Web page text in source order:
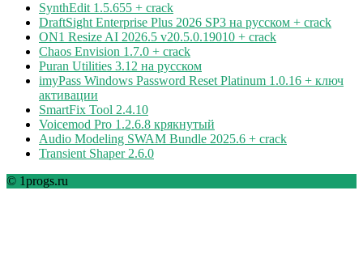
SynthEdit 1.5.655 + crack
DraftSight Enterprise Plus 2026 SP3 на русском + crack
ON1 Resize AI 2026.5 v20.5.0.19010 + crack
Chaos Envision 1.7.0 + crack
Puran Utilities 3.12 на русском
imyPass Windows Password Reset Platinum 1.0.16 + ключ
активации
SmartFix Tool 2.4.10
Voicemod Pro 1.2.6.8 крякнутый
Audio Modeling SWAM Bundle 2025.6 + crack
Transient Shaper 2.6.0
© 1progs.ru